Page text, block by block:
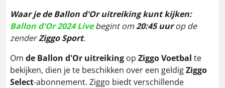
Waar je de Ballon d'Or uitreiking kunt kijken:
Ballon d'Or 2024 Live begint om20:45 uurop de
zenderZiggo Sport.
Om de Ballon d'Or uitreiking op Ziggo Voetbal te
bekijken, dien je te beschikken over een geldigZiggo
Select-abonnement. Ziggo biedt verschillende